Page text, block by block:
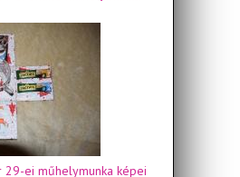
ei műhelymunka képei